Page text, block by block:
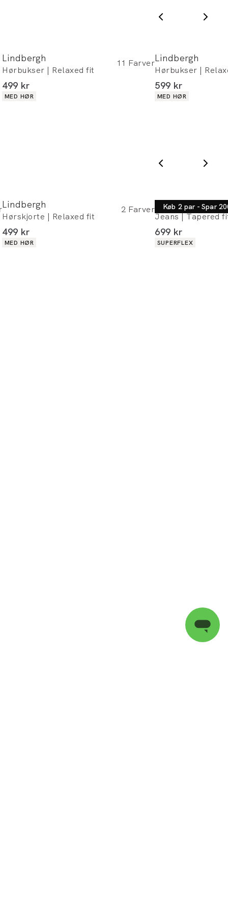
du handler - og gælder både i butik og
alle butikker og online.
Lindbergh
Hørbukser | Relaxed fit
11 Farver
I alt (inkl. rabat)
499 kr
Produkt egenskaber
MED HØR
Lindbergh
Hørbukser |
I alt (inkl. rabat)
599 kr
Produkt
MED HØR
Lindbergh
Hørskjorte | Relaxed fit
2 Farver
I alt (inkl. rabat)
499 kr
Produkt egenskaber
MED HØR
Køb 2 par - Spar
Bison
Jeans | Tapered
I alt (inkl. rabat)
699 kr
Produkt
SUPERFLEX